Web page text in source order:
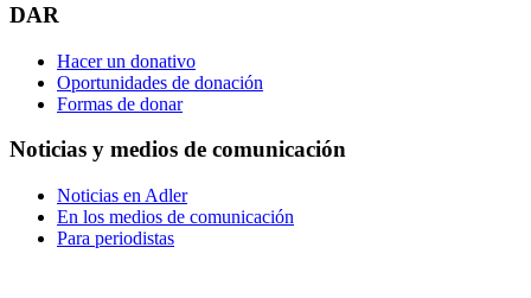
DAR
Hacer un donativo
Oportunidades de donación
Formas de donar
Noticias y medios de comunicación
Noticias en Adler
En los medios de comunicación
Para periodistas